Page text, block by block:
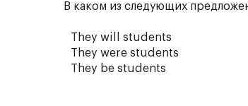
В каком из следующих
They will students
They were students
They be students